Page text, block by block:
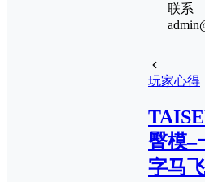
联系
玩家心得
臀模–
字马